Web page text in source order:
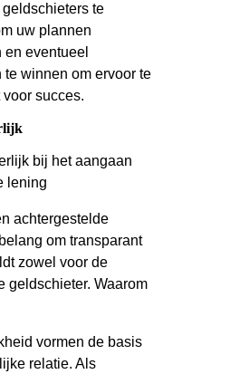
te
uw plannen
eventueel
winnen om ervoor te
succes.
bij het aangaan
lening
achtergestelde
om transparant
zowel voor de
geldschieter. Waarom
vormen de basis
relatie. Als